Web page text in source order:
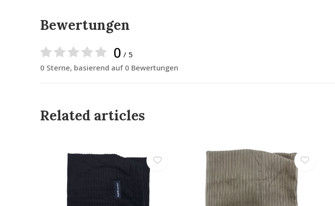
Bewertungen
0 / 5
0 Sterne, basierend auf 0 Bewertungen
Related articles